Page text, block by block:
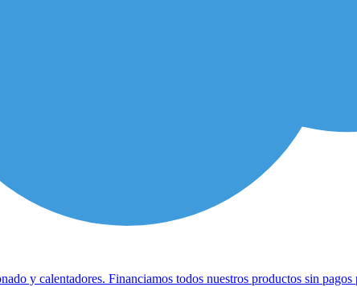
y calentadores. Financiamos todos nuestros productos sin